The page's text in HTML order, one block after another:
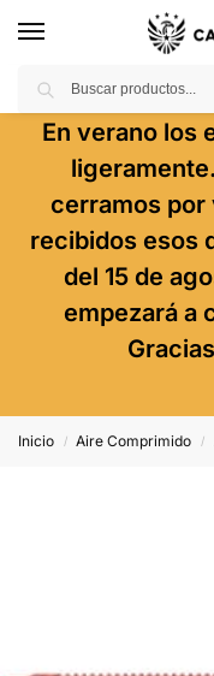
En verano los
cerramos por
recibidos esos
del 15 de
empezará a
Inicio / Aire Comprimido /